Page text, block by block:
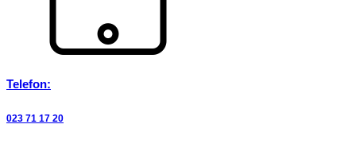
Telefon:
023 71 17 20